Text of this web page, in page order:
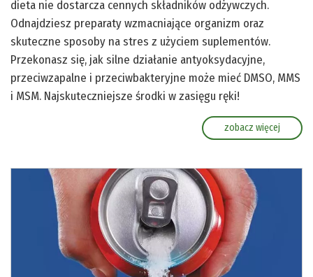
dieta nie dostarcza cennych składników odżywczych.
Odnajdziesz preparaty wzmacniające organizm oraz
skuteczne sposoby na stres z użyciem suplementów.
Przekonasz się, jak silne działanie antyoksydacyjne,
przeciwzapalne i przeciwbakteryjne może mieć DMSO, MMS
i MSM. Najskuteczniejsze środki w zasięgu ręki!
zobacz więcej